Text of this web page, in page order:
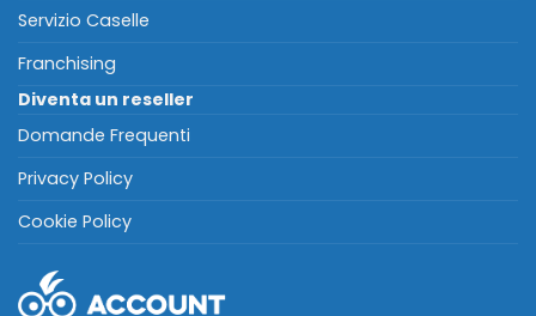
Servizio Caselle
Franchising
Diventa un reseller
Domande Frequenti
Privacy Policy
Cookie Policy